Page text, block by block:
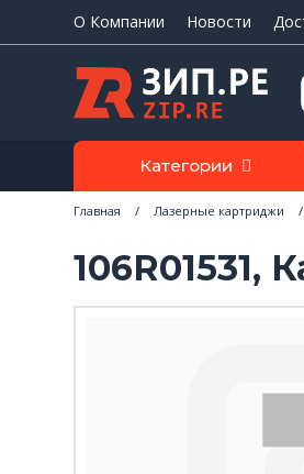
О Компании Новости
Категории
Главная / Лазерные картриджи /
106R01531,